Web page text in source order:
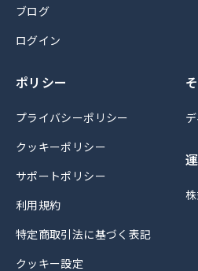
ブログ
ログイン
ポリシー
プライバシーポリシー
クッキーポリシー
サポートポリシー
利用規約
特定商取引法に基づく表記
クッキー設定